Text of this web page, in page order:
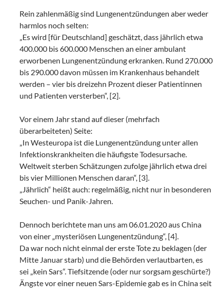
Rein zahlenmäßig sind Lungenentzündungen aber weder
harmlos noch selten:
„Es wird [für Deutschland] geschätzt, dass jährlich etwa
400.000 bis 600.000 Menschen an einer ambulant
erworbenen Lungenentzündung erkranken. Rund 270.000
bis 290.000 davon müssen im Krankenhaus behandelt
werden – vier bis dreizehn Prozent dieser Patientinnen
und Patienten versterben“, [2].
Vor einem Jahr stand auf dieser (mehrfach
überarbeiteten) Seite:
„In Westeuropa ist die Lungenentzündung unter allen
Infektionskrankheiten die häufigste Todesursache.
Weltweit sterben Schätzungen zufolge jährlich etwa drei
bis vier Millionen Menschen daran“, [3].
„Jährlich“ heißt auch: regelmäßig, nicht nur in besonderen
Seuchen- und Panik-Jahren.
Dennoch berichtete man uns am 06.01.2020 aus China
von einer „mysteriösen Lungenentzündung“, [4].
Da war noch nicht einmal der erste Tote zu beklagen (der
Mitte Januar starb) und die Behörden verlautbarten, es
sei „kein Sars“. Tiefsitzende (oder nur sorgsam geschürte?)
Ängste vor einer neuen Sars-Epidemie gab es in China seit